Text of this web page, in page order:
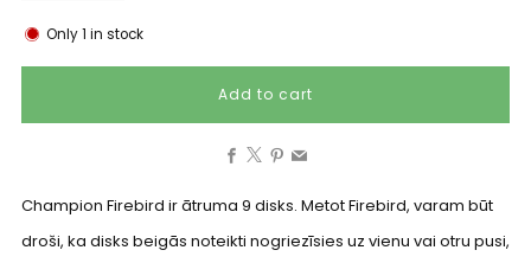
Only1 in stock
Add to cart
Facebook
Champion Firebird ir ātruma 9 disks. Metot Firebird, varam būt
droši, ka disks beigās noteikti nogriezīsies uz vienu vai otru pusi,